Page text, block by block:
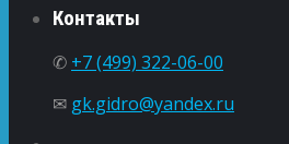
Контакты
✆ +7 (499) 322-06-00
✉ gk.gidro@yandex.ru